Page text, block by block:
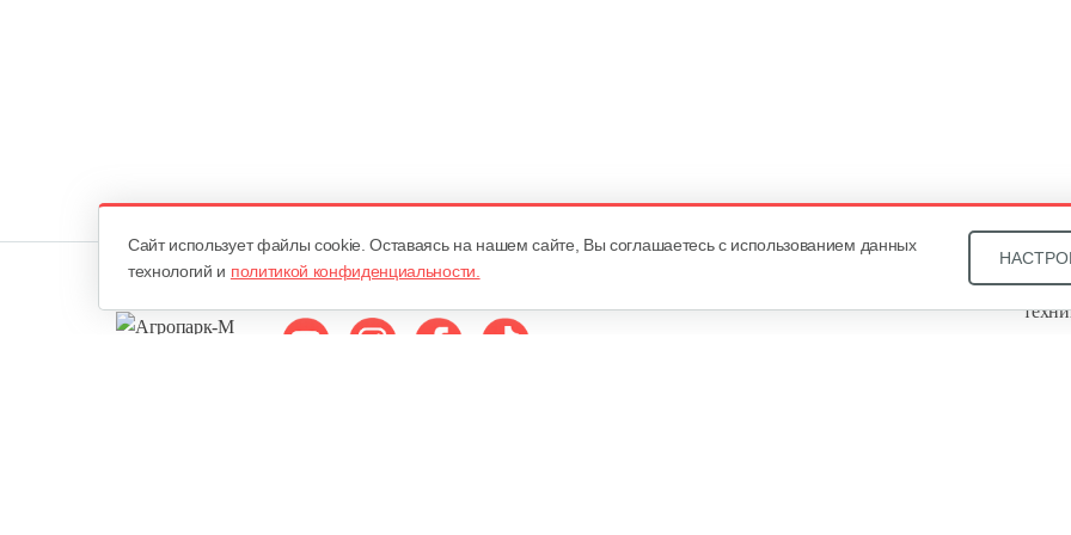
Cайт использует файлы cookie. Оставаясь на нашем сайте, Вы соглашаетесь с использованием данных
технологий и политикой конфиденциальности.